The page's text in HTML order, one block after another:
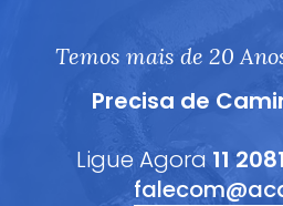
Temos mais de 20
Precisa de
Ligue Agora 11